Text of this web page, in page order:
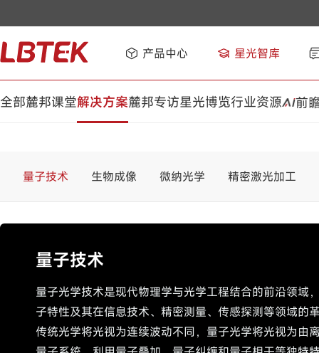
产品中心 星光智库
全部麓邦课堂解决方案麓邦专访星光博览行业资源 前
量子技术 生物成像 微纳光学 精密激光加工
量子技术
量子光学技术是现代物理学与光学工程结合的前沿领域
子特性及其在信息技术、精密测量、传感探测等领域的
传统光学将光视为连续波动不同，量子光学将光视为由